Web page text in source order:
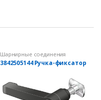
Шарнирные соединения
3842505144 Ручка-фиксатор